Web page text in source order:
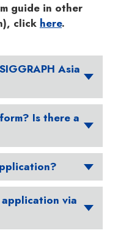
guide in other
click here.
Asia
Is there a
application via